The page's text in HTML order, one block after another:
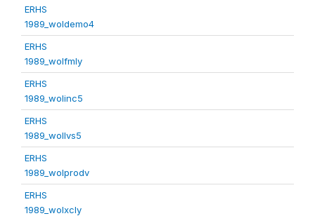
ERHS
1989_woldemo4
ERHS
1989_wolfmly
ERHS
1989_wolinc5
ERHS
1989_wollvs5
ERHS
1989_wolprodv
ERHS
1989_wolxcly